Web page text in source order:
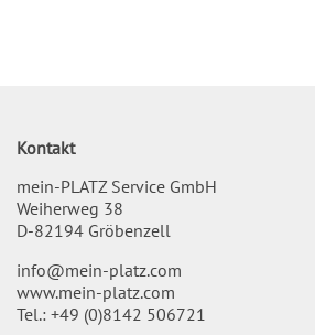
Kontakt
mein-PLATZ Service GmbH
Weiherweg 38
D-82194 Gröbenzell
info@mein-platz.com
www.mein-platz.com
Tel.: +49 (0)8142 506721